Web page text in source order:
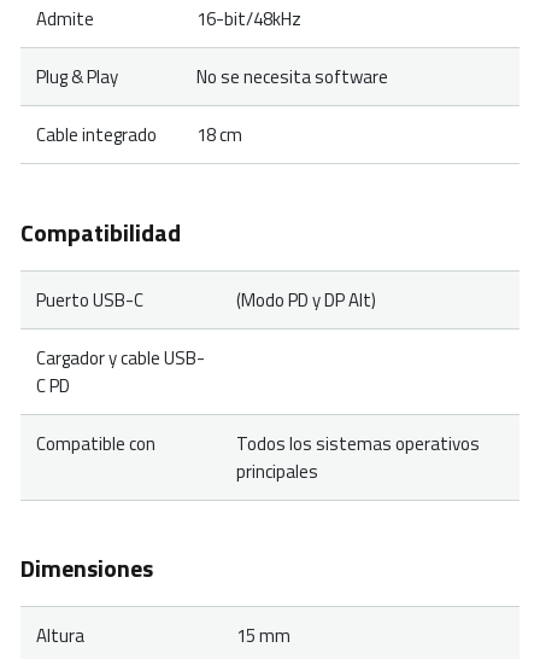
Admite 16-bit/48kHz
Plug & Play No se necesita software
Cable integrado 18 cm
Compatibilidad
Puerto USB-C (Modo PD y DP Alt)
Cargador y cable USB-
C PD
Compatible con
Todos los sistemas operativos
principales
Dimensiones
Altura 15 mm